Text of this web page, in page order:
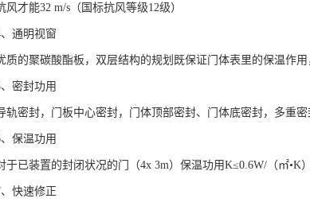
风才能32 m/s（国标抗风等级12级）
通明视窗
质的聚碳酸酯板，双层结构的规划既保证门体表里的保温作
密封功用
轨密封，门板中心密封，门体顶部密封、门体底密封，多重
保温功用
于已装置的封闭状况的门（4x 3m）保温功用K≤0.6W/（㎡•K）
、快速修正